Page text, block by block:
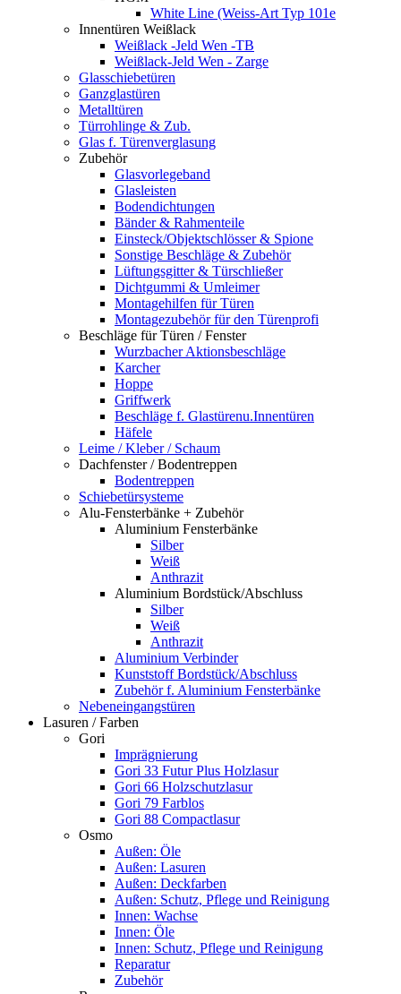
White Line (Weiss-Art Typ 101e
Innentüren Weißlack
Weißlack -Jeld Wen -TB
Weißlack-Jeld Wen - Zarge
Glasschiebetüren
Ganzglastüren
Metalltüren
Türrohlinge & Zub.
Glas f. Türenverglasung
Zubehör
Glasvorlegeband
Glasleisten
Bodendichtungen
Bänder & Rahmenteile
Einsteck/Objektschlösser & Spione
Sonstige Beschläge & Zubehör
Lüftungsgitter & Türschließer
Dichtgummi & Umleimer
Montagehilfen für Türen
Montagezubehör für den Türenprofi
Beschläge für Türen / Fenster
Wurzbacher Aktionsbeschläge
Karcher
Hoppe
Griffwerk
Beschläge f. Glastürenu.Innentüren
Häfele
Leime / Kleber / Schaum
Dachfenster / Bodentreppen
Bodentreppen
Schiebetürsysteme
Alu-Fensterbänke + Zubehör
Aluminium Fensterbänke
Silber
Weiß
Anthrazit
Aluminium Bordstück/Abschluss
Silber
Weiß
Anthrazit
Aluminium Verbinder
Kunststoff Bordstück/Abschluss
Zubehör f. Aluminium Fensterbänke
Nebeneingangstüren
Lasuren / Farben
Gori
Imprägnierung
Gori 33 Futur Plus Holzlasur
Gori 66 Holzschutzlasur
Gori 79 Farblos
Gori 88 Compactlasur
Osmo
Außen: Öle
Außen: Lasuren
Außen: Deckfarben
Außen: Schutz, Pflege und Reinigung
Innen: Wachse
Innen: Öle
Innen: Schutz, Pflege und Reinigung
Reparatur
Zubehör